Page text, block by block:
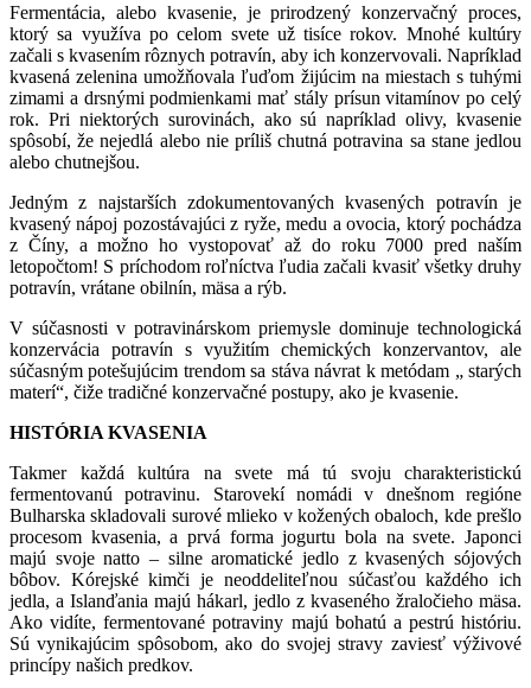
Fermentácia, alebo kvasenie, je prirodzený konzervačný proces,
ktorý sa využíva po celom svete už tisíce rokov. Mnohé kultúry
začali s kvasením rôznych potravín, aby ich konzervovali. Napríklad
kvasená zelenina umožňovala ľuďom žijúcim na miestach s tuhými
zimami a drsnými podmienkami mať stály prísun vitamínov po celý
rok. Pri niektorých surovinách, ako sú napríklad olivy, kvasenie
spôsobí, že nejedlá alebo nie príliš chutná potravina sa stane jedlou
alebo chutnejšou.
Jedným z najstarších zdokumentovaných kvasených potravín je
kvasený nápoj pozostávajúci z ryže, medu a ovocia, ktorý pochádza
z Číny, a možno ho vystopovať až do roku 7000 pred naším
letopočtom! S príchodom roľníctva ľudia začali kvasiť všetky druhy
potravín, vrátane obilnín, mäsa a rýb.
V súčasnosti v potravinárskom priemysle dominuje technologická
konzervácia potravín s využitím chemických konzervantov, ale
súčasným potešujúcim trendom sa stáva návrat k metódam „ starých
materí“, čiže tradičné konzervačné postupy, ako je kvasenie.
HISTÓRIA KVASENIA
Takmer každá kultúra na svete má tú svoju charakteristickú
fermentovanú potravinu. Starovekí nomádi v dnešnom regióne
Bulharska skladovali surové mlieko v kožených obaloch, kde prešlo
procesom kvasenia, a prvá forma jogurtu bola na svete. Japonci
majú svoje natto – silne aromatické jedlo z kvasených sójových
bôbov. Kórejské kimči je neoddeliteľnou súčasťou každého ich
jedla, a Islanďania majú hákarl, jedlo z kvaseného žraločieho mäsa.
Ako vidíte, fermentované potraviny majú bohatú a pestrú históriu.
Sú vynikajúcim spôsobom, ako do svojej stravy zaviesť výživové
princípy našich predkov.